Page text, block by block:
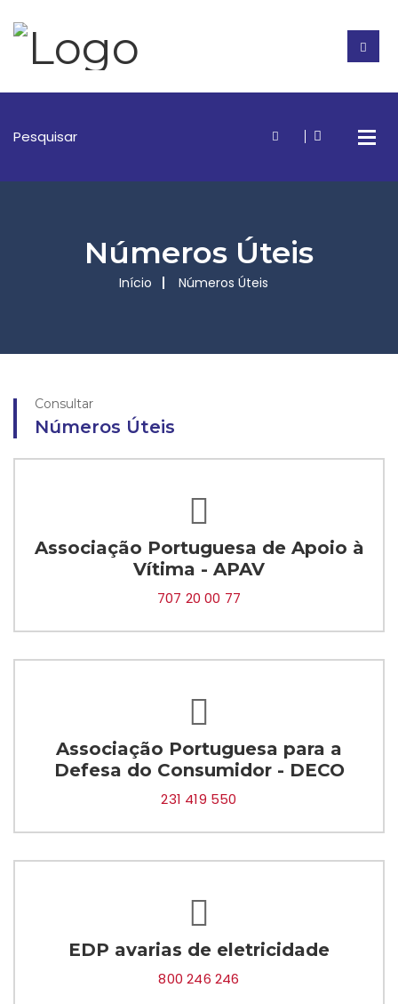
Números Úteis
Início Números Úteis
Consultar
Números Úteis
Associação Portuguesa de Apoio à
Vítima - APAV
707 20 00 77
Associação Portuguesa para a
Defesa do Consumidor - DECO
231 419 550
EDP avarias de eletricidade
800 246 246